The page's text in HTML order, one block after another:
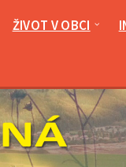
ŽIVOT V OBCI